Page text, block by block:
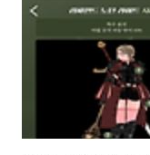
법의 가마솥에서 만드실
작 재료 - 빛 바랜..